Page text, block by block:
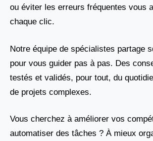
ou éviter les erreurs fréquentes vous
chaque clic.
Notre équipe de spécialistes partage
pour vous guider pas à pas. Des
testés et validés, pour tout, du
de projets complexes.
Vous cherchez à améliorer vos
automatiser des tâches ? À mieux